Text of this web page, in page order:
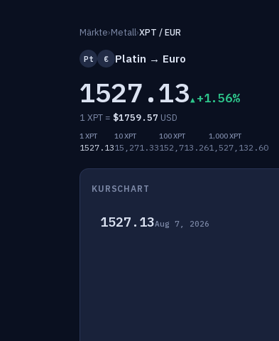
Märkte›Metall›XPT / EUR
Pt € Platin → Euro
1527.13 +1.56%
1 XPT = $1759.57 USD
1 XPT
1527.13
10 XPT
15,271.33
100 XPT
152,713.26
1,000 XPT
1,527,132.60
KURSCHART
1527.13Aug 7, 2026